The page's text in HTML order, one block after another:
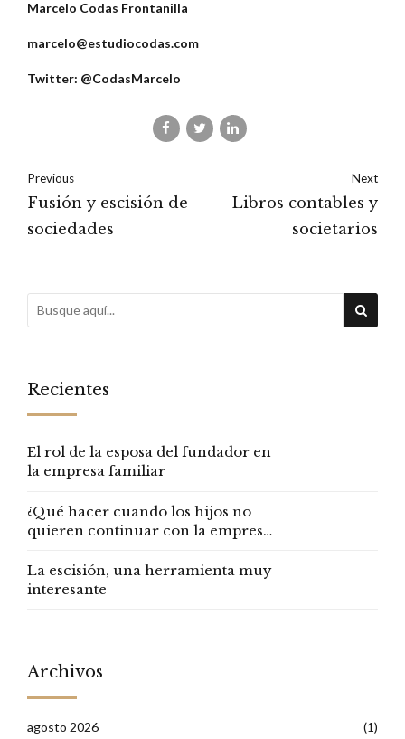
Marcelo Codas Frontanilla
marcelo@estudiocodas.com
Twitter: @CodasMarcelo
Previous
Fusión y escisión de
sociedades
Next
Libros contables y
societarios
Recientes
El rol de la esposa del fundador en
la empresa familiar
¿Qué hacer cuando los hijos no
quieren continuar con la empresa
La escisión, una herramienta muy
interesante
Archivos
agosto 2026 (1)